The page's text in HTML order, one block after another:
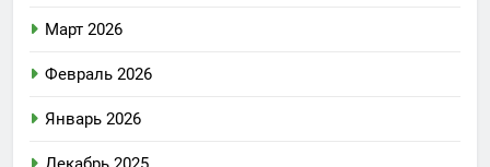
Март 2026
Февраль 2026
Январь 2026